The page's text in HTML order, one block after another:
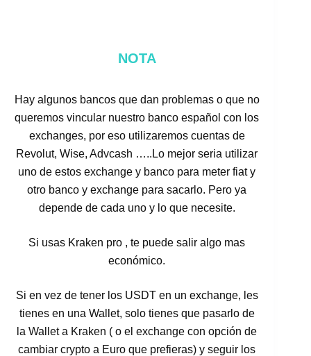
NOTA
Hay algunos bancos que dan problemas o que no
queremos vincular nuestro banco español con los
exchanges, por eso utilizaremos cuentas de
Revolut, Wise, Advcash …..Lo mejor seria utilizar
uno de estos exchange y banco para meter fiat y
otro banco y exchange para sacarlo. Pero ya
depende de cada uno y lo que necesite.
Si usas Kraken pro , te puede salir algo mas
económico.
Si en vez de tener los USDT en un exchange, les
tienes en una Wallet, solo tienes que pasarlo de
la Wallet a Kraken ( o el exchange con opción de
cambiar crypto a Euro que prefieras) y seguir los